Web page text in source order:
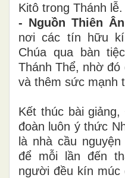
Kitô trong Thánh lễ.
- Nguồn Thiên Ân
nơi các tín hữu
Chúa qua bàn
Thánh Thể, nhờ
và thêm sức mạnh
Kết thúc bài
đoàn luôn ý thức
là nhà cầu
để mỗi lần đến
người đều kín múc